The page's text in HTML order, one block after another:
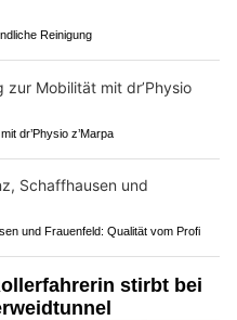
Reinigung
dr’Physio z’Marpa
und Frauenfeld: Qualität vom Profi
stirbt bei